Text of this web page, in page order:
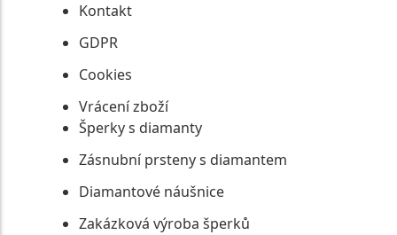
Kontakt
GDPR
Cookies
Vrácení zboží
Šperky s diamanty
Zásnubní prsteny s diamantem
Diamantové náušnice
Zakázková výroba šperků